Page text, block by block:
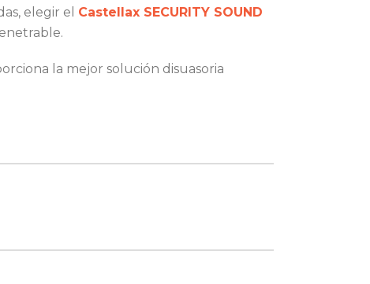
elegir el Castellax SECURITY SOUND
la mejor solución disuasoria